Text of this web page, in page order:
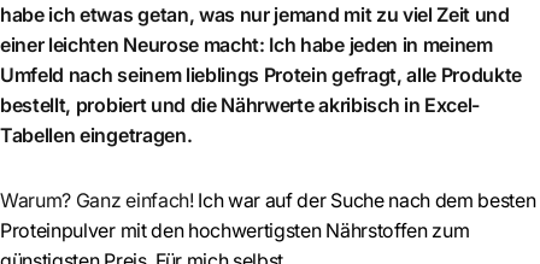
habe ich etwas getan, was nur jemand mit zu viel Zeit und
einer leichten Neurose macht: Ich habe jeden in meinem
Umfeld nach seinem lieblings Protein gefragt, alle Produkte
bestellt, probiert und die Nährwerte akribisch in Excel-
Tabellen eingetragen.
Warum? Ganz einfach! Ich war auf der Suche nach dem besten
Proteinpulver mit den hochwertigsten Nährstoffen zum